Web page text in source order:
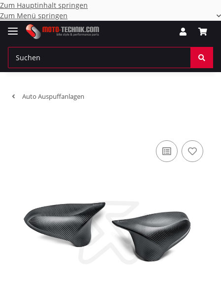
Zum Hauptinhalt springen
Zum Menü springen
Auto Auspuffanlagen